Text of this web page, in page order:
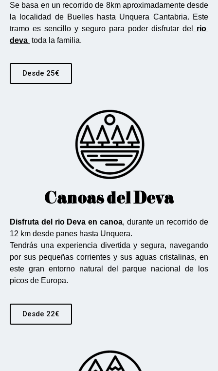
Se basa en un recorrido de 8km aproximadamente desde
la localidad de Buelles hasta Unquera Cantabria. Este
tramo es sencillo y seguro para poder disfrutar del
rio
deva toda la familia.
Desde 25€​
Canoas del Deva
Disfruta del rio Deva en canoa, durante un recorrido de
12 km desde panes hasta Unquera.
Tendrás una experiencia divertida y segura, navegando
por sus pequeñas corrientes y sus aguas cristalinas, en
este gran entorno natural del parque nacional de los
picos de Europa.
Desde 22€